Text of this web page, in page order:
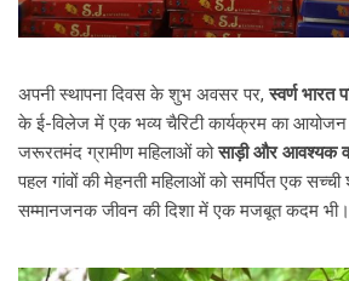
अपनी स्थापना दिवस के शुभ अवसर पर,स्वर्ण भारत
के ई-विलेज में एक भव्य चैरिटी कार्यक्रम का
जरूरतमंद ग्रामीण महिलाओं कोसाड़ी और आवश्यक
पहल गांवों की मेहनती महिलाओं को समर्पित एक
सम्मानजनक जीवन की दिशा में एक मजबूत कदम भी।